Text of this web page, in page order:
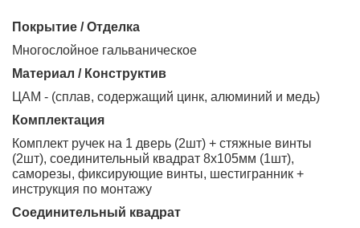
Покрытие / Отделка
Многослойное гальваническое
Материал / Конструктив
ЦАМ - (сплав, содержащий цинк, алюминий и медь)
Комплектация
Комплект ручек на 1 дверь (2шт) + стяжные винты
(2шт), соединительный квадрат 8х105мм (1шт),
саморезы, фиксирующие винты, шестигранник +
инструкция по монтажу
Соединительный квадрат